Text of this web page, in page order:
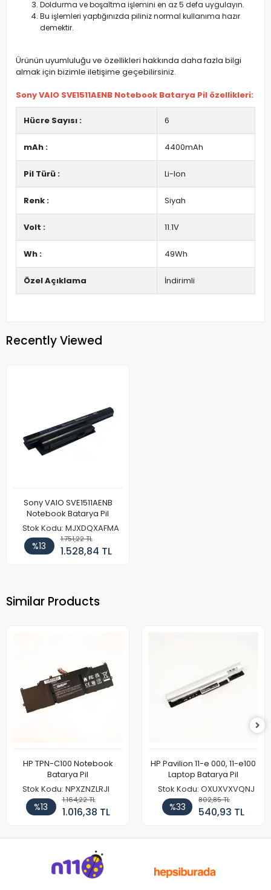
Doldurma ve boşaltma işlemini en az 5 defa uygulayın.
Bu işlemleri yaptığınızda piliniz normal kullanıma hazır
demektir.
Ürünün uyumluluğu ve özellikleri hakkında daha fazla bilgi
almak için bizimle iletişime geçebilirsiniz.
Sony VAIO SVE1511AENB Notebook Batarya Pil özellikleri:
Hücre Sayısı : 6
mAh : 4400mAh
Pil Türü : Li-Ion
Renk : Siyah
Volt : 11.1V
Wh : 49Wh
Özel Açıklama İndirimli
Recently Viewed
Sony VAIO SVE1511AENB
Notebook Batarya Pil
Stok Kodu: MJXDQXAFMA
%13
1.751,22 TL
1.528,84 TL
Similar Products
HP TPN-C100 Notebook
Batarya Pil
Stok Kodu: NPXZNZLRJI
%13
1.164,22 TL
1.016,38 TL
HP Pavilion 11-e 000, 11-e100
Laptop Batarya Pil
Stok Kodu: OXUXVXVQNJ
%33
802,85 TL
540,93 TL